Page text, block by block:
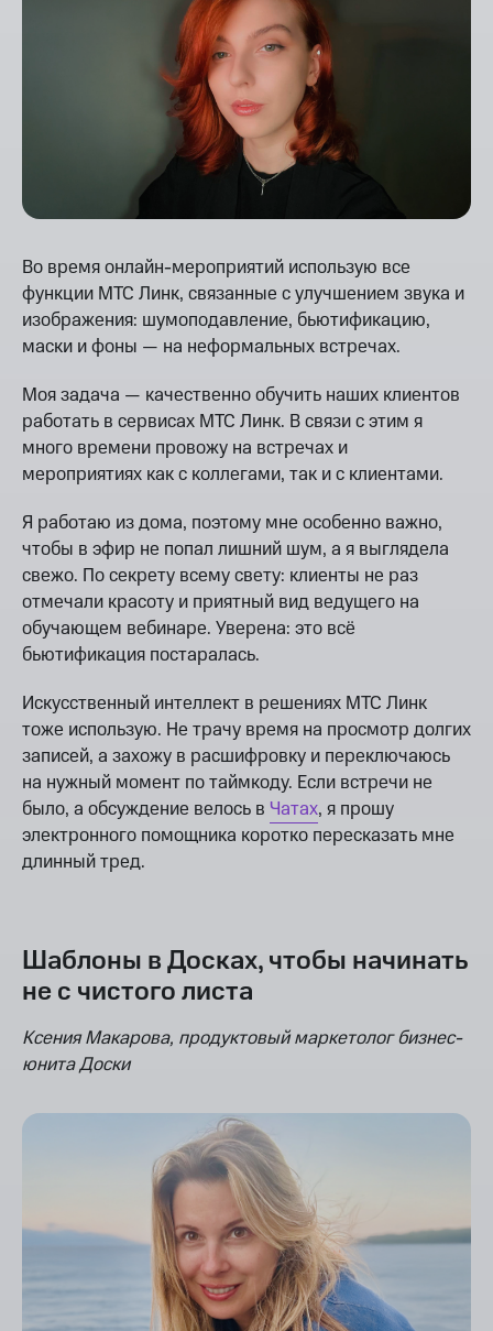
Во время онлайн-мероприятий использую все
функции МТС Линк, связанные с улучшением звука и
изображения: шумоподавление, бьютификацию,
маски и фоны — на неформальных встречах.
Моя задача — качественно обучить наших клиентов
работать в сервисах МТС Линк. В связи с этим я
много времени провожу на встречах и
мероприятиях как с коллегами, так и с клиентами.
Я работаю из дома, поэтому мне особенно важно,
чтобы в эфир не попал лишний шум, а я выглядела
свежо. По секрету всему свету: клиенты не раз
отмечали красоту и приятный вид ведущего на
обучающем вебинаре. Уверена: это всё
бьютификация постаралась.
Искусственный интеллект в решениях МТС Линк
тоже использую. Не трачу время на просмотр долгих
записей, а захожу в расшифровку и переключаюсь
на нужный момент по таймкоду. Если встречи не
было, а обсуждение велось в Чатах, я прошу
электронного помощника коротко пересказать мне
длинный тред.
Шаблоны в Досках, чтобы начинать
не с чистого листа
Ксения Макарова, продуктовый маркетолог бизнес-
юнита Доски